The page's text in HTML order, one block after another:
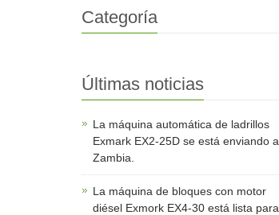
Categoría
Últimas noticias
La máquina automática de ladrillos
Exmark EX2-25D se está enviando a
Zambia.
La máquina de bloques con motor
diésel Exmork EX4-30 está lista para